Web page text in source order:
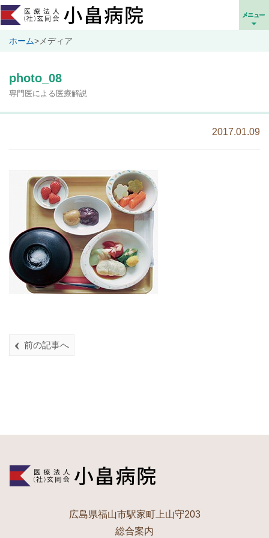
ホーム> メディア
photo_08
専門医による医療解説
2017.01.09
前の記事へ
広島県福山市駅家町上山守203
総合案内